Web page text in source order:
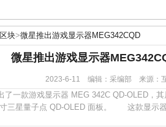
块>微星推出游戏显示器MEG342CQD
微星推出游戏显示器
2023-6-11 编辑：采编部 来源
游戏显示器 MEG 342C QD-OLED，其
三星量子点 QD-OLED 面板。 这款显示